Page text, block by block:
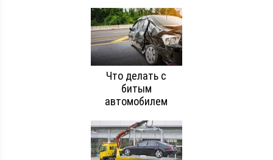
Что делать с
битым
автомобилем